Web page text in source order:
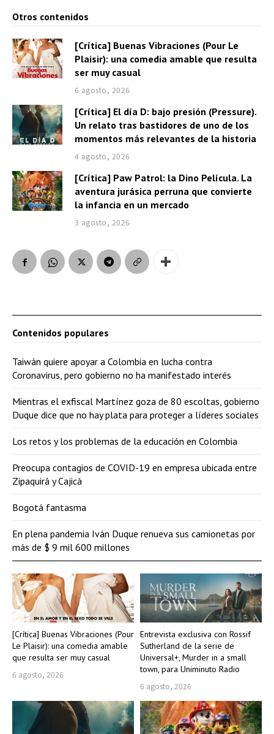
Otros contenidos
[Crítica] Buenas Vibraciones (Pour Le
Plaisir): una comedia amable que resulta
ser muy casual
6 agosto, 2026
[Crítica] El día D: bajo presión (Pressure).
Un relato tras bastidores de uno de los
momentos más relevantes de la historia
4 agosto, 2026
[Crítica] Paw Patrol: la Dino Película. La
aventura jurásica perruna que convierte
la infancia en un mercado
3 agosto, 2026
[Crítica] Buenas Vibraciones (Pour
Le Plaisir): una comedia amable
que resulta ser muy casual
6 agosto, 2026
Entrevista exclusiva con Rossif
Sutherland de la serie de
Universal+, Murder in a small
town, para Uniminuto Radio
6 agosto, 2026
Contenidos populares
Taiwán quiere apoyar a Colombia en lucha contra
Coronavirus, pero gobierno no ha manifestado interés
Mientras el exfiscal Martínez goza de 80 escoltas, gobierno
Duque dice que no hay plata para proteger a líderes sociales
Los retos y los problemas de la educación en Colombia
Preocupa contagios de COVID-19 en empresa ubicada entre
Zipaquirá y Cajicá
Bogotá fantasma
En plena pandemia Iván Duque renueva sus camionetas por
más de $ 9 mil 600 millones